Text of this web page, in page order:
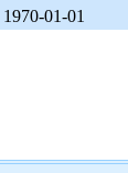
1970-01-01